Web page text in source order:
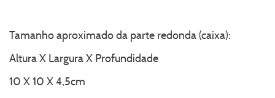
Tamanho aproximado da parte redonda (caixa):
Altura X Largura X Profundidade
10 X 10 X 4,5cm